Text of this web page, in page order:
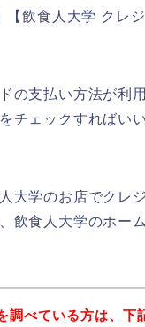
【飲食人大学 クレ
の支払い方法が利
チェックすればい
大学のお店でクレ
飲食人大学のホー
調べている方は、下